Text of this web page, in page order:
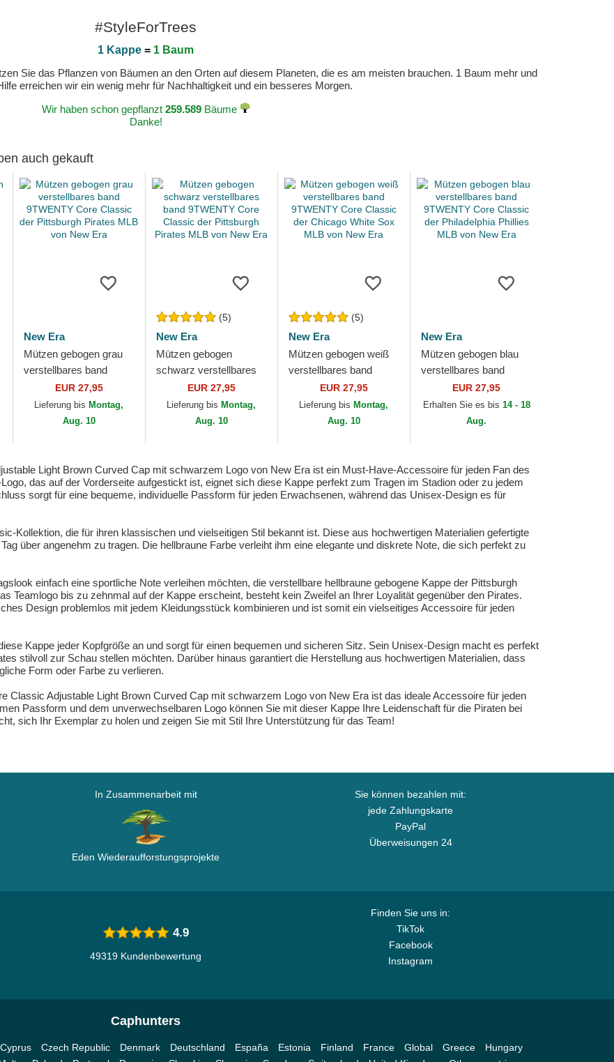
#StyleForTrees
1 Kappe = 1 Baum
Sie das Pflanzen von Bäumen an den Orten auf diesem Planeten, die es am meisten brauchen. 1 Baum mehr und
erreichen wir ein wenig mehr für Nachhaltigkeit und ein besseres Morgen.
Wir haben schon gepflanzt 259.589Bäume
Danke!
auch gekauft
New Era
Mützen gebogen grau
verstellbares band
9TWENTY Core
Classic der Pittsburgh
Pirates MLB von New
EUR 27,95
Lieferung bis Montag,
Aug. 10
(5)
New Era
Mützen gebogen
schwarz verstellbares
band 9TWENTY Core
Classic der Pittsburgh
Pirates MLB von New...
EUR 27,95
Lieferung bis Montag,
Aug. 10
(5)
New Era
Mützen gebogen weiß
verstellbares band
9TWENTY Core
Classic der Chicago
White Sox MLB von
EUR 27,95
Lieferung bis Montag,
Aug. 10
New Era
Mützen gebogen blau
verstellbares band
9TWENTY Core Classic
der Philadelphia Phillies
MLB von New...
EUR 27,95
Erhalten Sie es bis 14 - 18
Aug.
Light Brown Curved Cap mit schwarzem Logo von New Era ist ein Must-Have-Accessoire für jeden Fan des
das auf der Vorderseite aufgestickt ist, eignet sich diese Kappe perfekt zum Tragen im Stadion oder zu jedem
sorgt für eine bequeme, individuelle Passform für jeden Erwachsenen, während das Unisex-Design es für
Kollektion, die für ihren klassischen und vielseitigen Stil bekannt ist. Diese aus hochwertigen Materialien gefertigte
über angenehm zu tragen. Die hellbraune Farbe verleiht ihm eine elegante und diskrete Note, die sich perfekt zu
einfach eine sportliche Note verleihen möchten, die verstellbare hellbraune gebogene Kappe der Pittsburgh
Teamlogo bis zu zehnmal auf der Kappe erscheint, besteht kein Zweifel an Ihrer Loyalität gegenüber den Pirates.
Design problemlos mit jedem Kleidungsstück kombinieren und ist somit ein vielseitiges Accessoire für jeden
Kappe jeder Kopfgröße an und sorgt für einen bequemen und sicheren Sitz. Sein Unisex-Design macht es perfekt
stilvoll zur Schau stellen möchten. Darüber hinaus garantiert die Herstellung aus hochwertigen Materialien, dass
Form oder Farbe zu verlieren.
Classic Adjustable Light Brown Curved Cap mit schwarzem Logo von New Era ist das ideale Accessoire für jeden
Passform und dem unverwechselbaren Logo können Sie mit dieser Kappe Ihre Leidenschaft für die Piraten bei
sich Ihr Exemplar zu holen und zeigen Sie mit Stil Ihre Unterstützung für das Team!
In Zusammenarbeit mit
Eden Wiederaufforstungsprojekte
Sie können bezahlen mit:
jede Zahlungskarte
PayPal
Überweisungen 24
Finden Sie uns in:
TikTok
Facebook
Instagram
4.9
49319 Kundenbewertung
Caphunters
Cyprus Czech Republic Denmark Deutschland España Estonia Finland France Global Greece
Hungary